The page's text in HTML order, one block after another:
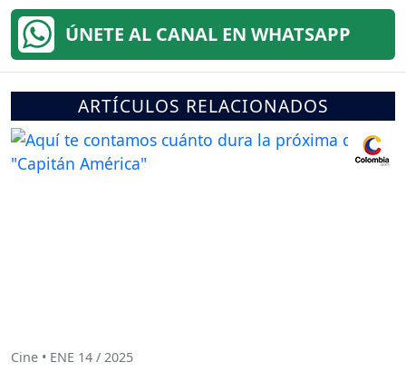
ÚNETE AL CANAL EN WHATSAPP
ARTÍCULOS RELACIONADOS
Cine • ENE 14 / 2025